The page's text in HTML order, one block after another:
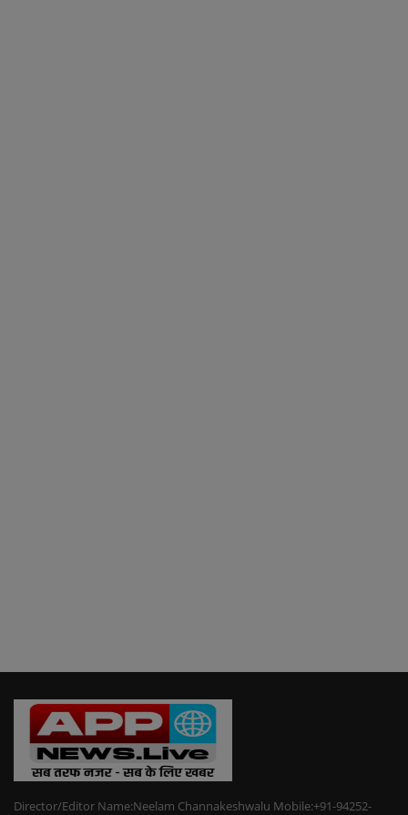
Director/Editor Name:Neelam Channakeshwalu Mobile:+91-94252-